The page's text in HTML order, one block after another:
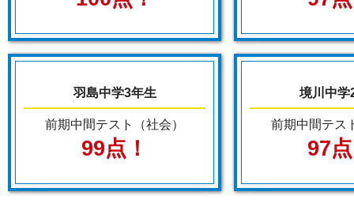
羽島中学3年生
前期中間テスト（社会）
99点！
境川中学
前期中間テス
97